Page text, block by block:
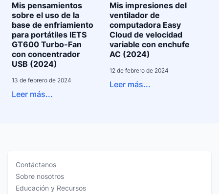
Mis pensamientos
sobre el uso de la
base de enfriamiento
para portátiles IETS
GT600 Turbo-Fan
con concentrador
USB (2024)
13 de febrero de 2024
Leer más...
Mis impresiones del
ventilador de
computadora Easy
Cloud de velocidad
variable con enchufe
AC (2024)
12 de febrero de 2024
Leer más...
Contáctanos
Sobre nosotros
Educación y Recursos